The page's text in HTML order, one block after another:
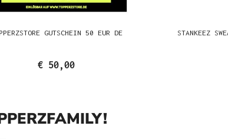
GUTSCHEIN 50 EUR DE
€ 50,00
STANKEEZ